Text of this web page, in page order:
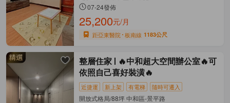
07-24發佈
25,200元/月
距亞東醫院 板南線 1183公尺
整層住家
🔥中和超大空間辦公室🔥可
依照自己喜好裝潢🔥
近捷運 新上架 有電梯 隨時可遷入
開放式格局/88坪 中和區-景平路